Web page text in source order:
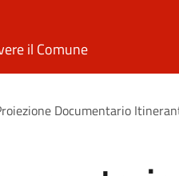
il Comune
Documentario